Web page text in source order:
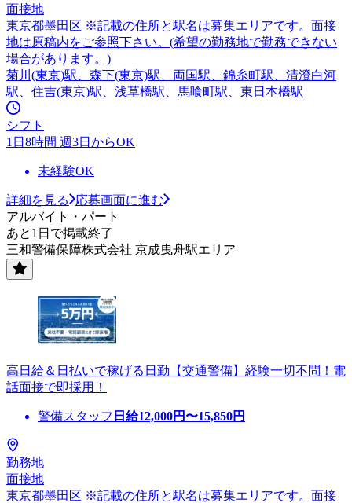
面接地
東京都墨田区 ※記載の住所と駅名は募集エリアです。面接
地は原稿内をご参照下さい。(希望の勤務地で勤務できない
場合があります。)
菊川(東京)駅、森下(東京)駅、両国駅、錦糸町駅、清澄白河
駅、住吉(東京)駅、浅草橋駅、馬喰町駅、東日本橋駅
シフト
1日8時間 週3日からOK
未経験OK
詳細を見る
応募画面に進む
アルバイト・パート
あと1日で掲載終了
三和警備保障株式会社 京成曳舟駅エリア
高日給＆日払いで稼げる日勤【交通警備】経験一切不問！電
話面接で即採用！
警備スタッフ 日給12,000円〜15,850円
勤務地
面接地
東京都墨田区 ※記載の住所と駅名は募集エリアです。面接